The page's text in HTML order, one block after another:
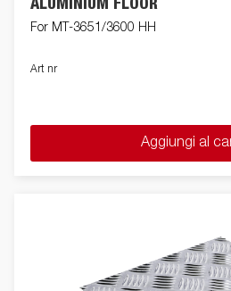
ALUMINIUM FLOOR
For MT-3651/3600 HH
Art nr
Aggiungi al